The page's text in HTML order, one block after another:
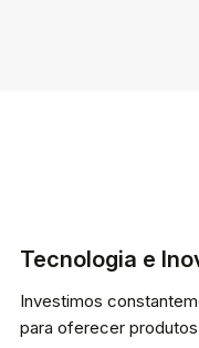
Tecnologia e
Investimos
para oferecer